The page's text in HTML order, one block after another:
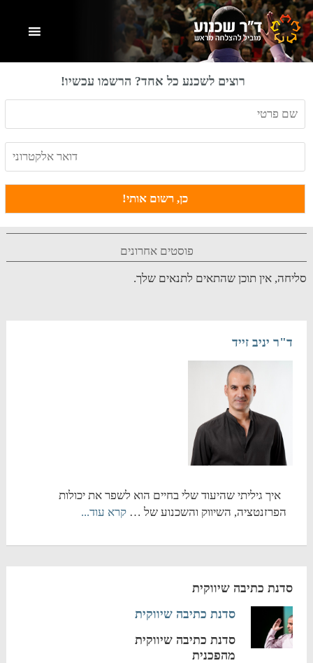
Skip
to
main
Skip
to
primary
Skip
to
footer
רוצים לשכנע כל אחד? הרשמו עכשיו!
פוסטים אחרונים
סליחה, אין תוכן שהתאים לתנאים שלך.
ד"ר יניב זייד
איך גיליתי שהיעוד שלי בחיים הוא לשפר את יכולות
הפרזנטציה, השיווק והשכנוע של …קרא עוד...
סדנת כתיבה שיווקית
סדנת כתיבה שיווקית
סדנת כתיבה שיווקית
מהפכנית